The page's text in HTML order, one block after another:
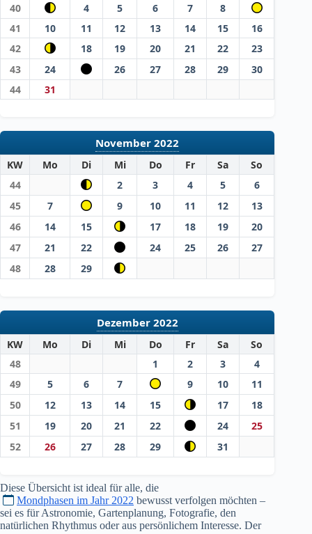
40
4 5 6 7
8
41
10 11 12 13 14 15
16
42
18 19 20 21 22
23
43
24 26 27 28 29
30
44
31
November 2022
KW Mo Di Mi Do Fr Sa
So
44
2 3 4 5
6
45
7 9 10 11 12
13
46
14 15 17 18 19
20
47
21 22 24 25 26
27
48
28 29
Dezember 2022
KW Mo Di Mi Do Fr Sa
So
48
1 2 3
4
49
5 6 7 9 10
11
50
12 13 14 15 17
18
51
19 20 21 22 24
25
52
26 27 28 29 31
Diese Übersicht ist ideal für alle, die
Mondphasen im Jahr 2022 bewusst verfolgen möchten –
sei es für Astronomie, Gartenplanung, Fotografie, den
natürlichen Rhythmus oder aus persönlichem Interesse. Der